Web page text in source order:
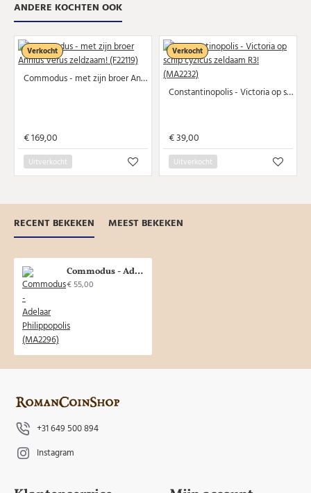
ANDERE KOCHTEN OOK
Verkocht
Commodus - met zijn broer Annius Verus zeldzaam! (F22119)
€ 169,00
Uitverkocht
Verkocht
Constantinopolis - Victoria op schip cyzicus zeldaam R3! (MA2232)
€ 39,00
Uitverkocht
RECENT BEKEKEN MEEST BEKEKEN
Commodus - Adelaar Philippopolis (MA2296)
€ 55,00
+31 649 500 894
Instagram